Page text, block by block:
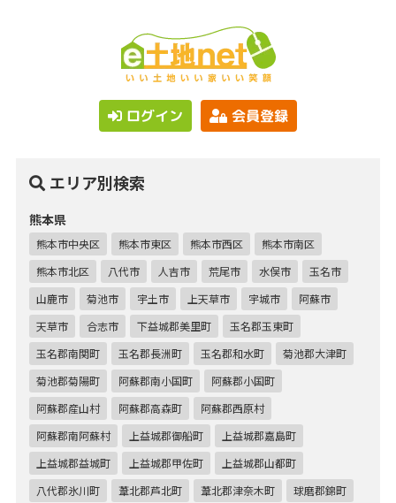
ログイン 会員登録
エリア別検索
熊本県
熊本市中央区 熊本市東区 熊本市西区
熊本市南区
熊本市北区
八代市 人吉市 荒尾市 水俣市
玉名市
山鹿市
菊池市 宇土市 上天草市 宇城市
阿蘇市
天草市
合志市 下益城郡美里町
玉名郡玉東町
玉名郡南関町
玉名郡長洲町 玉名郡和水町
菊池郡大津町
菊池郡菊陽町
阿蘇郡南小国町
阿蘇郡小国町
阿蘇郡産山村
阿蘇郡高森町
阿蘇郡西原村
阿蘇郡南阿蘇村
上益城郡御船町
上益城郡嘉島町
上益城郡益城町
上益城郡甲佐町
上益城郡山都町
八代郡氷川町
葦北郡芦北町 葦北郡津奈木町 球磨郡錦町